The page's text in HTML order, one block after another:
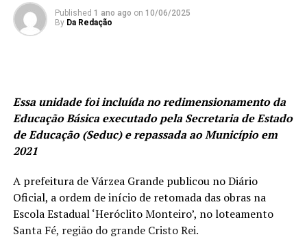
Published 1 ano ago on 10/06/2025
By Da Redação
Essa unidade foi incluída no redimensionamento da
Educação Básica executado pela Secretaria de Estado
de Educação (Seduc) e repassada ao Município em
2021
A prefeitura de Várzea Grande publicou no Diário
Oficial, a ordem de início de retomada das obras na
Escola Estadual ‘Heróclito Monteiro’, no loteamento
Santa Fé, região do grande Cristo Rei.